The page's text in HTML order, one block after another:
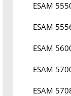
ESAM
ESAM
ESAM
ESAM
ESAM